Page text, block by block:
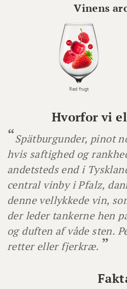
Hvorfor vi
Spätburgunder, pinot
hvis saftighed og
andetsteds end i
central vinby i Pfalz,
denne vellykkede vin,
der leder tankerne hen
og duften af våde sten.
retter eller fjerkræ.
Vinens
Rød frugt